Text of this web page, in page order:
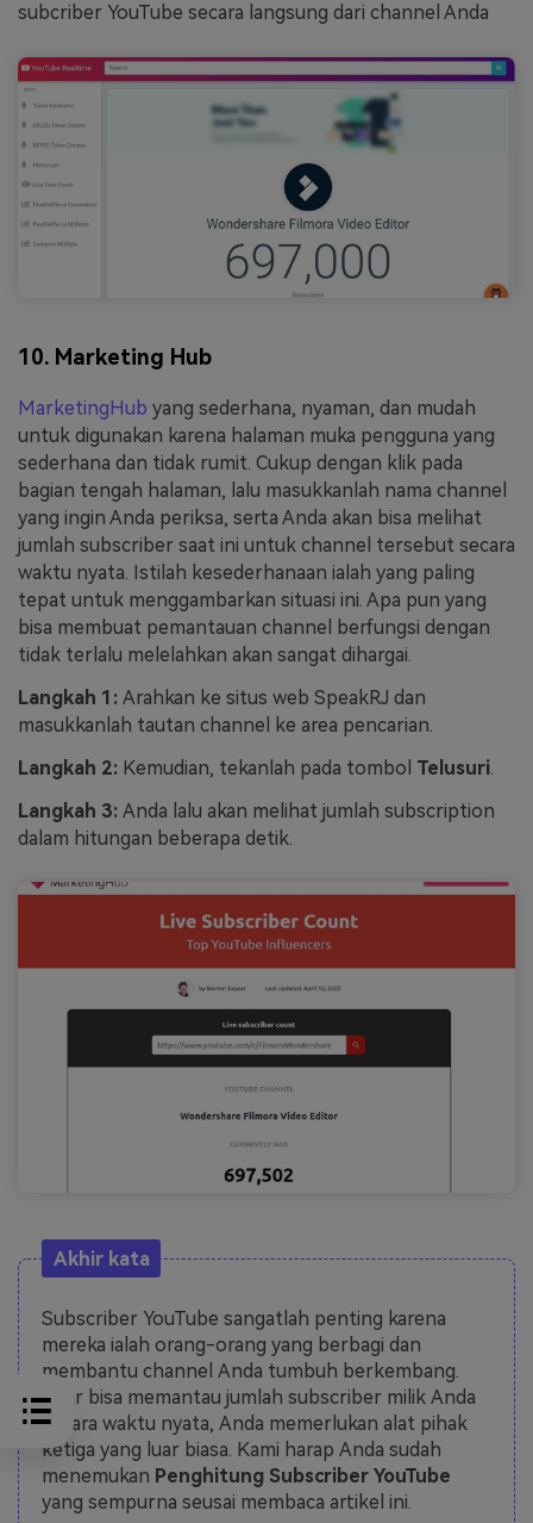
subcriber YouTube secara langsung dari channel Anda
10. Marketing Hub
MarketingHub yang sederhana, nyaman, dan mudah
untuk digunakan karena halaman muka pengguna yang
sederhana dan tidak rumit. Cukup dengan klik pada
bagian tengah halaman, lalu masukkanlah nama channel
yang ingin Anda periksa, serta Anda akan bisa melihat
jumlah subscriber saat ini untuk channel tersebut secara
waktu nyata. Istilah kesederhanaan ialah yang paling
tepat untuk menggambarkan situasi ini. Apa pun yang
bisa membuat pemantauan channel berfungsi dengan
tidak terlalu melelahkan akan sangat dihargai.
Langkah 1: Arahkan ke situs web SpeakRJ dan
masukkanlah tautan channel ke area pencarian.
Langkah 2: Kemudian, tekanlah pada tombol Telusuri.
Langkah 3: Anda lalu akan melihat jumlah subscription
dalam hitungan beberapa detik.
Akhir kata
Subscriber YouTube sangatlah penting karena
mereka ialah orang-orang yang berbagi dan
membantu channel Anda tumbuh berkembang.
Agar bisa memantau jumlah subscriber milik Anda
secara waktu nyata, Anda memerlukan alat pihak
ketiga yang luar biasa. Kami harap Anda sudah
menemukan Penghitung Subscriber YouTube
yang sempurna seusai membaca artikel ini.